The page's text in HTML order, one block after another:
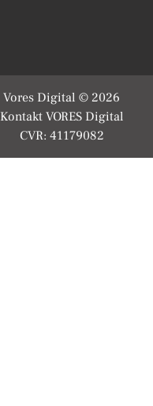
Vores Digital © 2026
Kontakt VORES Digital
CVR: 41179082